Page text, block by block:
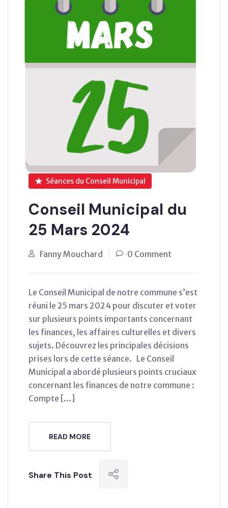
Séances du Conseil Municipal
Conseil Municipal du
25 Mars 2024
Fanny Mouchard 0 Comment
Le Conseil Municipal de notre commune s’est
réuni le 25 mars 2024 pour discuter et voter
sur plusieurs points importants concernant
les finances, les affaires culturelles et divers
sujets. Découvrez les principales décisions
prises lors de cette séance. Le Conseil
Municipal a abordé plusieurs points cruciaux
concernant les finances de notre commune :
Compte […]
READ MORE
Share This Post